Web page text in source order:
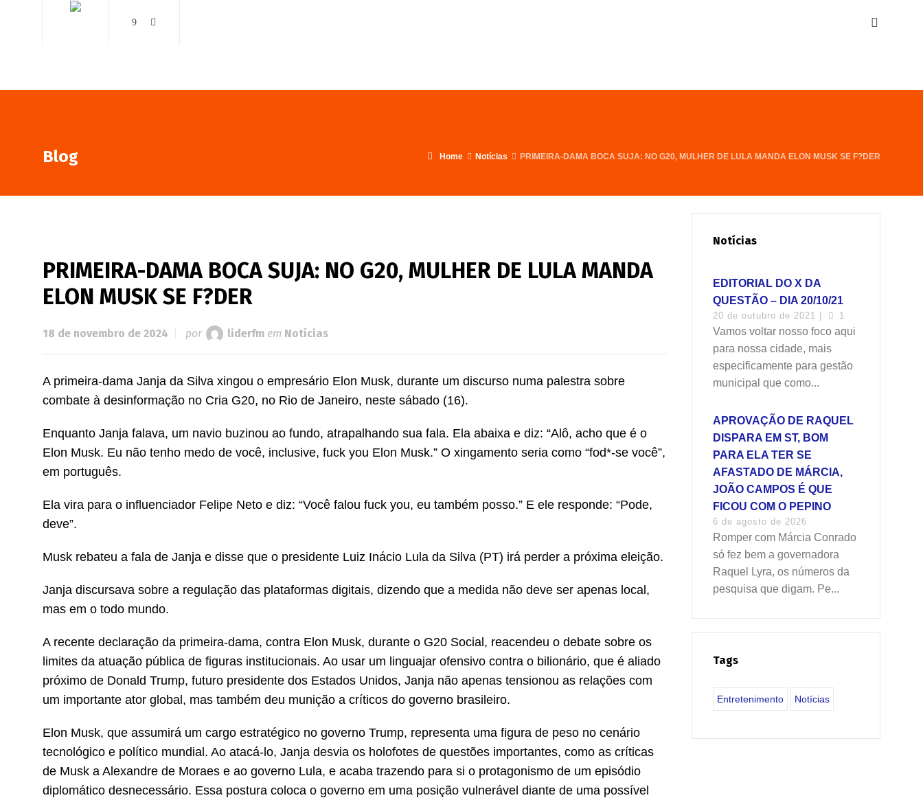
Blog Home Notícias PRIMEIRA-DAMA BOCA SUJA: NO G20, MULHER DE LULA MANDA ELON MUSK SE F?DER
PRIMEIRA-DAMA BOCA SUJA: NO G20, MULHER DE LULA MANDA
ELON MUSK SE F?DER
18 de novembro de 2024 por liderfm em Notícias
A primeira-dama Janja da Silva xingou o empresário Elon Musk, durante um discurso numa palestra sobre
combate à desinformação no Cria G20, no Rio de Janeiro, neste sábado (16).
Enquanto Janja falava, um navio buzinou ao fundo, atrapalhando sua fala. Ela abaixa e diz: “Alô, acho que é o
Elon Musk. Eu não tenho medo de você, inclusive, fuck you Elon Musk.” O xingamento seria como “fod*-se você”,
em português.
Ela vira para o influenciador Felipe Neto e diz: “Você falou fuck you, eu também posso.” E ele responde: “Pode,
deve”.
Musk rebateu a fala de Janja e disse que o presidente Luiz Inácio Lula da Silva (PT) irá perder a próxima eleição.
Janja discursava sobre a regulação das plataformas digitais, dizendo que a medida não deve ser apenas local,
mas em o todo mundo.
A recente declaração da primeira-dama, contra Elon Musk, durante o G20 Social, reacendeu o debate sobre os
limites da atuação pública de figuras institucionais. Ao usar um linguajar ofensivo contra o bilionário, que é aliado
próximo de Donald Trump, futuro presidente dos Estados Unidos, Janja não apenas tensionou as relações com
um importante ator global, mas também deu munição a críticos do governo brasileiro.
Elon Musk, que assumirá um cargo estratégico no governo Trump, representa uma figura de peso no cenário
tecnológico e político mundial. Ao atacá-lo, Janja desvia os holofotes de questões importantes, como as críticas
de Musk a Alexandre de Moraes e ao governo Lula, e acaba trazendo para si o protagonismo de um episódio
diplomático desnecessário. Essa postura coloca o governo em uma posição vulnerável diante de uma possível
Notícias
EDITORIAL DO X DA
QUESTÃO – DIA 20/10/21
20 de outubro de 2021 | 1
Vamos voltar nosso foco aqui
para nossa cidade, mais
especificamente para gestão
municipal que como...
APROVAÇÃO DE RAQUEL
DISPARA EM ST, BOM
PARA ELA TER SE
AFASTADO DE MÁRCIA,
JOÃO CAMPOS É QUE
FICOU COM O PEPINO
6 de agosto de 2026
Romper com Márcia Conrado
só fez bem a governadora
Raquel Lyra, os números da
pesquisa que digam. Pe...
Tags
Entretenimento Notícias